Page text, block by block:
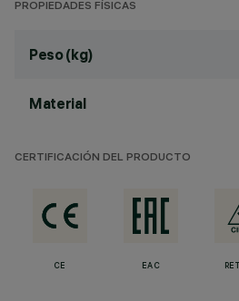
PROPIEDADES FÍSICAS
Peso (kg)
Material
CERTIFICACIÓN DEL PRODUCTO
CE EAC